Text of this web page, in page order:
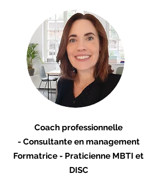
Coach professionnelle
- Consultante en management
Formatrice - Praticienne MBTI et
DISC